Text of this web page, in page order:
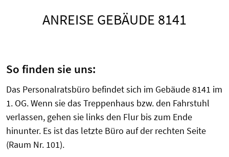
ANREISE GEBÄUDE 8141
So finden sie uns:
Das Personalratsbüro befindet sich im Gebäude 8141 im
1. OG. Wenn sie das Treppenhaus bzw. den Fahrstuhl
verlassen, gehen sie links den Flur bis zum Ende
hinunter. Es ist das letzte Büro auf der rechten Seite
(Raum Nr. 101).